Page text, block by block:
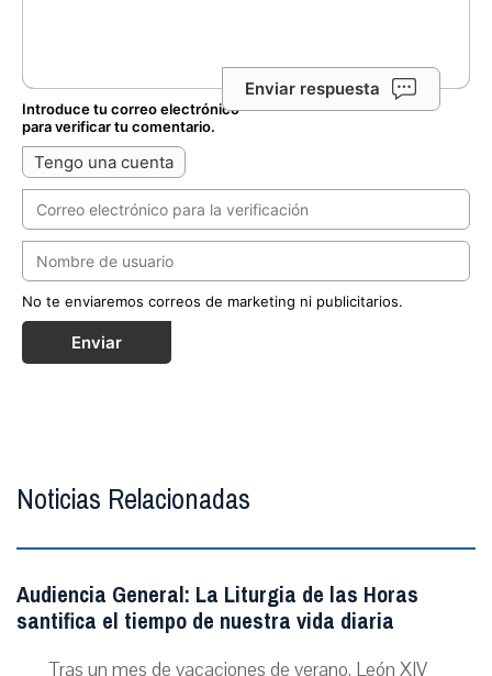
Enviar respuesta
Introduce tu correo electrónico
para verificar tu comentario.
Tengo una cuenta
No te enviaremos correos de marketing ni publicitarios.
Enviar
Noticias Relacionadas
Audiencia General: La Liturgia de las Horas
santifica el tiempo de nuestra vida diaria
Tras un mes de vacaciones de verano, León XIV